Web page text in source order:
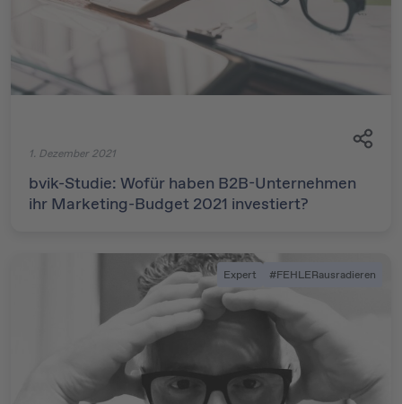
1. Dezember 2021
bvik-Studie: Wofür haben B2B-Unternehmen
ihr Marketing-Budget 2021 investiert?
Expert #FEHLERausradieren